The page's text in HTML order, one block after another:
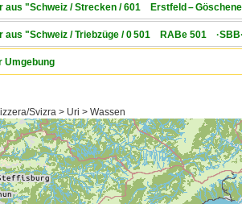
aus "Schweiz / Strecken / 601 Erstfeld –
aus "Schweiz / Triebzüge / 0 501 RABe 501
Umgebung
Svizra > Uri > Wassen